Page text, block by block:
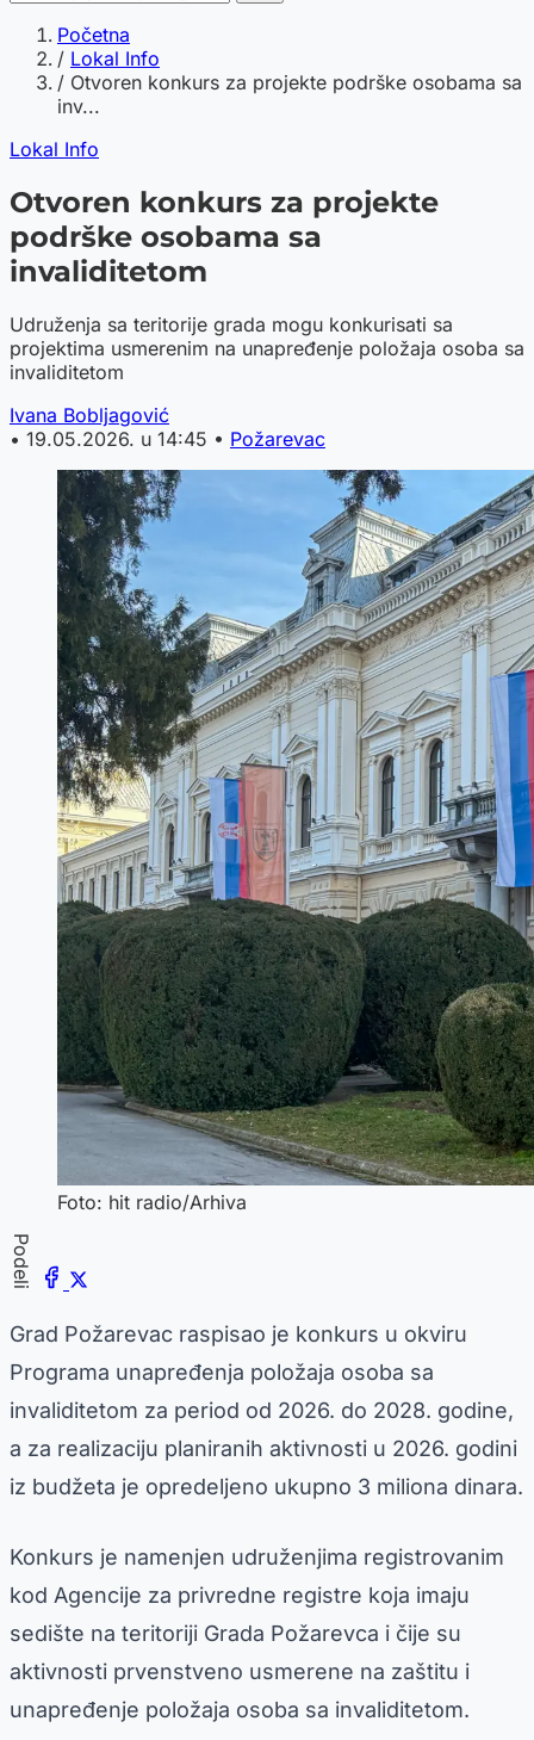
Početna
/ Lokal Info
/ Otvoren konkurs za projekte podrške osobama sa
inv...
Lokal Info
Otvoren konkurs za projekte
podrške osobama sa
invaliditetom
Udruženja sa teritorije grada mogu konkurisati sa
projektima usmerenim na unapređenje položaja osoba sa
invaliditetom
Ivana Bobljagović
• 19.05.2026. u 14:45 • Požarevac
Foto: hit radio/Arhiva
Podeli
Grad Požarevac raspisao je konkurs u okviru
Programa unapređenja položaja osoba sa
invaliditetom za period od 2026. do 2028. godine,
a za realizaciju planiranih aktivnosti u 2026. godini
iz budžeta je opredeljeno ukupno 3 miliona dinara.
Konkurs je namenjen udruženjima registrovanim
kod Agencije za privredne registre koja imaju
sedište na teritoriji Grada Požarevca i čije su
aktivnosti prvenstveno usmerene na zaštitu i
unapređenje položaja osoba sa invaliditetom.